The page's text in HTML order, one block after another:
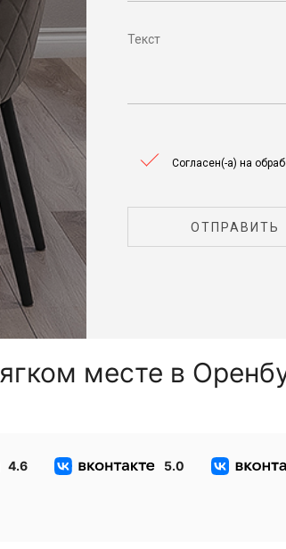
Согласен(-а) на
ОТПРАВИТЬ
месте в
4.6 5.0